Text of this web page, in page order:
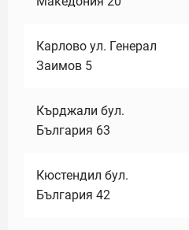
Карлово ул. Генерал
Заимов 5
Кърджали бул.
България 63
Кюстендил бул.
България 42